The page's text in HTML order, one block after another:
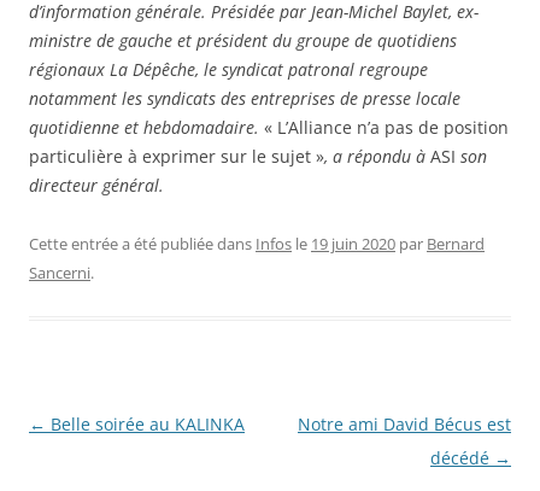
d’information générale. Présidée par Jean-Michel Baylet, ex-
ministre de gauche et président du groupe de quotidiens
régionaux La Dépêche, le syndicat patronal regroupe
notamment les syndicats des entreprises de presse locale
quotidienne et hebdomadaire. « L’Alliance n’a pas de position
particulière à exprimer sur le sujet », a répondu à ASI son
directeur général.
Cette entrée a été publiée dans Infos le 19 juin 2020 par Bernard
Sancerni.
Navigation
← Belle soirée au KALINKA
Notre ami David Bécus est
décédé →